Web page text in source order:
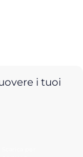
i tuoi